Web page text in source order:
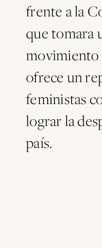
frente a la
que tomara
movimiento
ofrece un
feministas
lograr la
país.